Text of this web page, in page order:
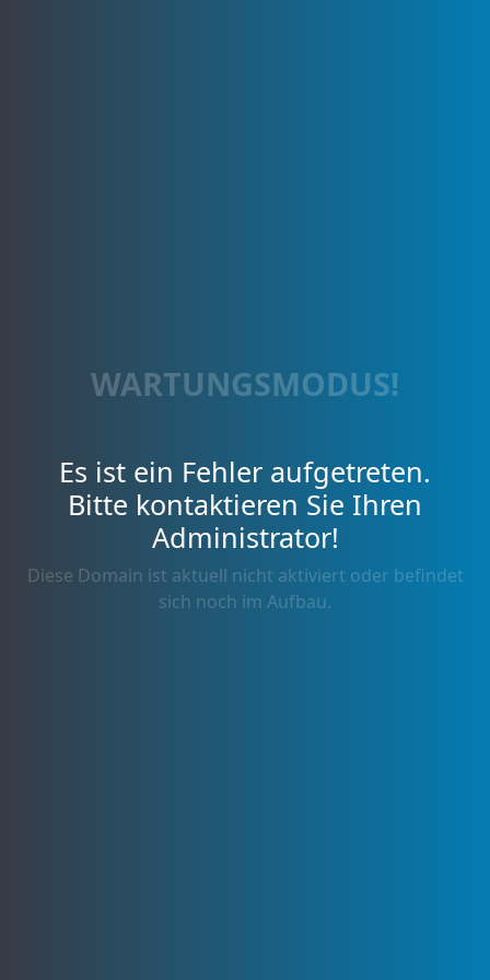
WARTUNGSMODUS!
Es ist ein Fehler aufgetreten.
Bitte kontaktieren Sie Ihren
Administrator!
Diese Domain ist aktuell nicht aktiviert oder befindet
sich noch im Aufbau.